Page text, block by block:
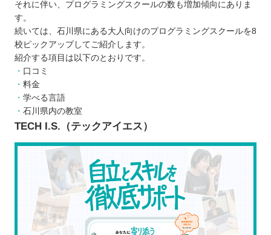
サポート体制は整っているか
プログラミングスクールに通う5つのメリット
モチベーションの維持に効果的
効率良くプログラミングの学習を進められ
る
実務で役立つスキルを身に付けられる
プログラミングスクールに通う3つのデメリット
学習内容が目的と合致しないことがある
独学に比べてお金がかかる
決められたスケジュールに沿って進める必
それに伴い、プログラミングスクールの数も増加傾向にありま
す。
続いては、石川県にある大人向けのプログラミングスクールを8
校ピックアップしてご紹介します。
紹介する項目は以下のとおりです。
口コミ
料金
学べる言語
石川県内の教室
TECH I.S.（テックアイエス）